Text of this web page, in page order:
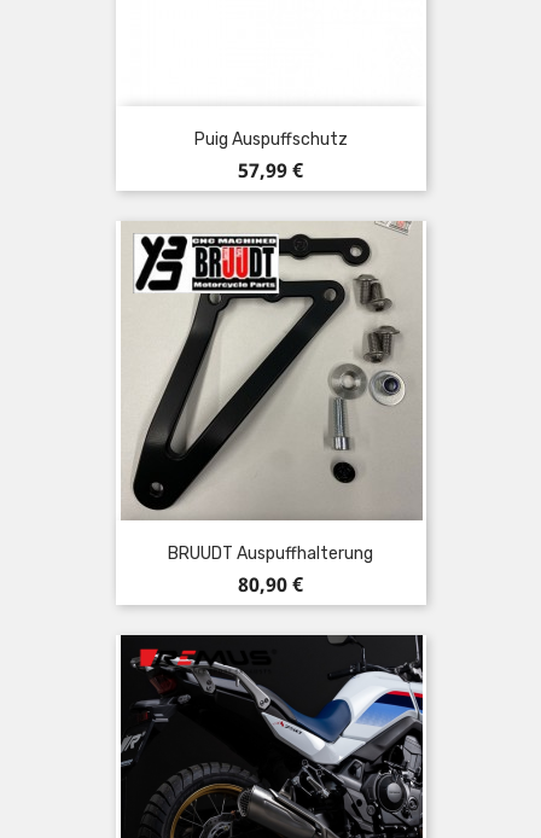
Puig Auspuffschutz
Preis
57,99 €
BRUUDT Auspuffhalterung
Preis
80,90 €